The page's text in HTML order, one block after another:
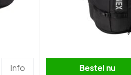
Info Bestel nu